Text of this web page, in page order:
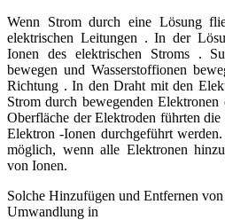
Wenn Strom durch eine Lösung
elektrischen Leitungen . In der
Ionen des elektrischen Stroms .
bewegen und Wasserstoffionen
Richtung . In den Draht mit den
Strom durch bewegenden
Oberfläche der Elektroden führten
Elektron -Ionen durchgeführt
möglich, wenn alle Elektronen
von Ionen.
Solche Hinzufügen und Entfernen
Umwandlung in